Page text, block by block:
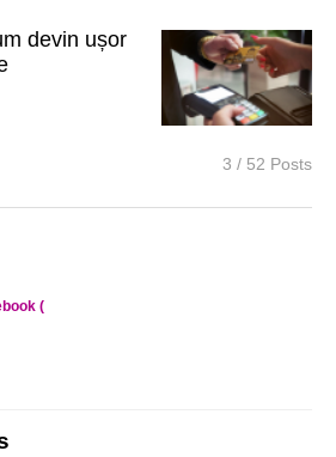
devin ușor
3 / 52 Posts
(